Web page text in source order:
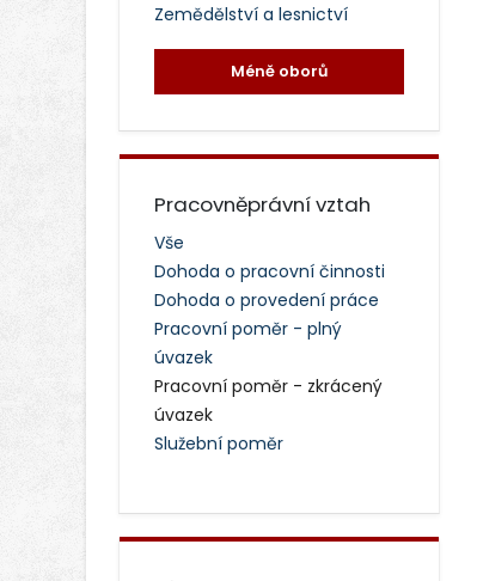
Zemědělství a lesnictví
Méně oborů
Pracovněprávní vztah
Vše
Dohoda o pracovní činnosti
Dohoda o provedení práce
Pracovní poměr - plný
úvazek
Pracovní poměr - zkrácený
úvazek
Služební poměr